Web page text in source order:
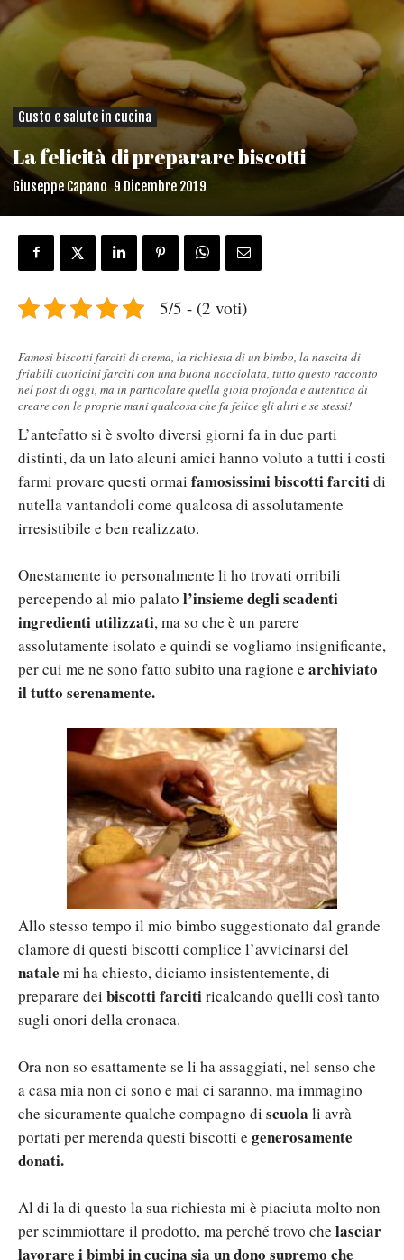
Gusto e salute in cucina
La felicità di preparare biscotti
Giuseppe Capano 9 Dicembre 2019
5/5 - (2 voti)
Famosi biscotti farciti di crema, la richiesta di un bimbo, la nascita di
friabili cuoricini farciti con una buona nocciolata, tutto questo racconto
nel post di oggi, ma in particolare quella gioia profonda e autentica di
creare con le proprie mani qualcosa che fa felice gli altri e se stessi!
L’antefatto si è svolto diversi giorni fa in due parti
distinti, da un lato alcuni amici hanno voluto a tutti i costi
farmi provare questi ormai famosissimi biscotti farcitidi
nutella vantandoli come qualcosa di assolutamente
irresistibile e ben realizzato.
Onestamente io personalmente li ho trovati orribili
percependo al mio palato l’insieme degli scadenti
ingredienti utilizzati, ma so che è un parere
assolutamente isolato e quindi se vogliamo insignificante,
per cui me ne sono fatto subito una ragione e archiviato
il tutto serenamente.
Allo stesso tempo il mio bimbo suggestionato dal grande
clamore di questi biscotti complice l’avvicinarsi del
natale mi ha chiesto, diciamo insistentemente, di
preparare dei biscotti farcitiricalcando quelli così tanto
sugli onori della cronaca.
Ora non so esattamente se li ha assaggiati, nel senso che
a casa mia non ci sono e mai ci saranno, ma immagino
che sicuramente qualche compagno di scuola li avrà
portati per merenda questi biscotti e generosamente
donati.
Al di la di questo la sua richiesta mi è piaciuta molto non
per scimmiottare il prodotto, ma perché trovo che lasciar
lavorare i bimbi in cucina sia un dono supremo che